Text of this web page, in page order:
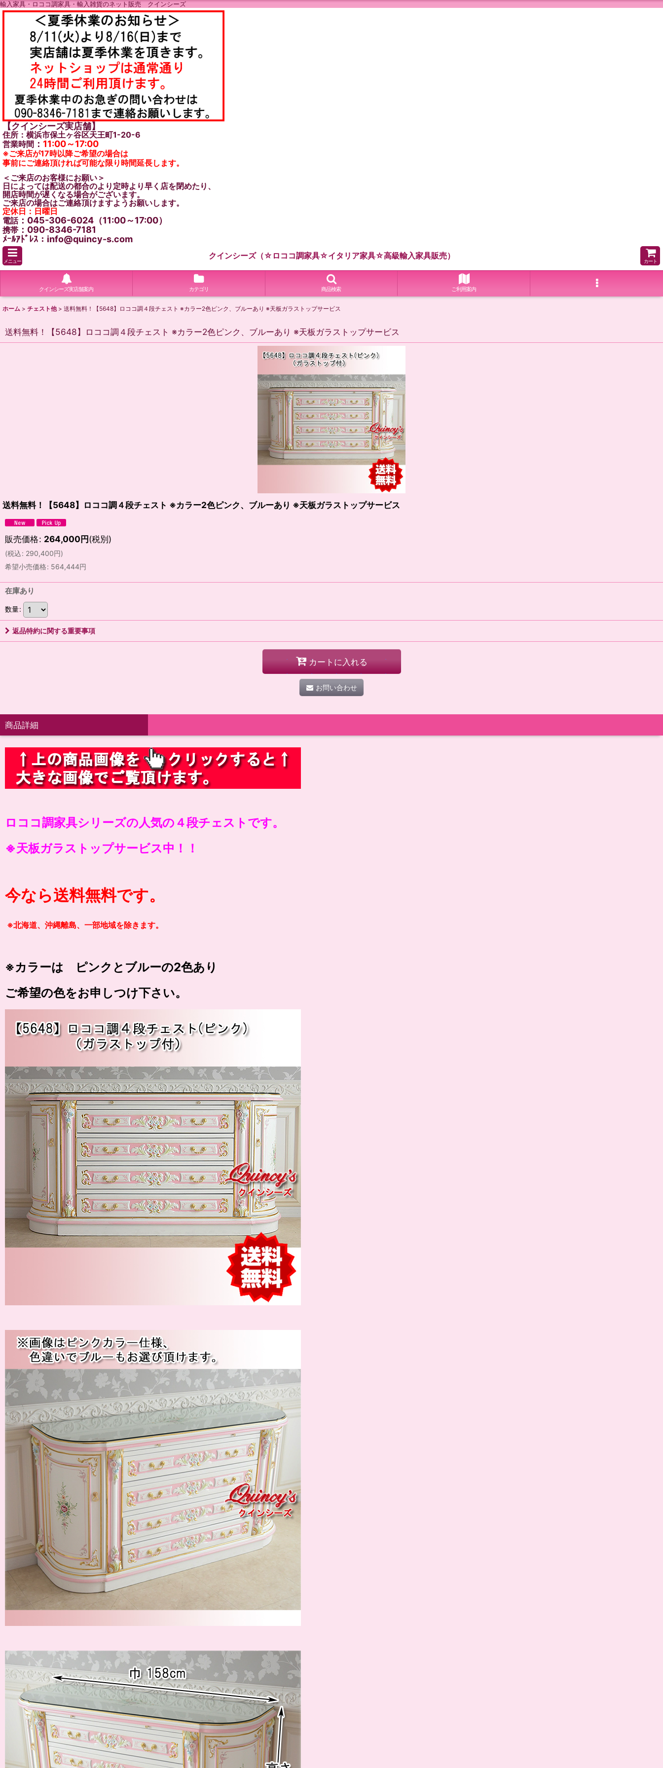
輸入家具・ロココ調家具・輸入雑貨のネット販売 クインシーズ
【クインシーズ実店舗】
住所：横浜市保土ヶ谷区天王町1-20-6
営業時間 ： 11:00～17:00
※ご来店が17時以降ご希望の場合は
事前にご連絡頂ければ可能な限り時間延長します。
＜ご来店のお客様にお願い＞
日によっては配送の都合のより定時より早く店を閉めたり、
開店時間が遅くなる場合がございます。
ご来店の場合はご連絡頂けますようお願いします。
定休日：日曜日
電話：045-306-6024（11:00～17:00）
携帯 ：090-8346-7181
ﾒｰﾙｱﾄﾞﾚｽ：info@quincy-s.com
メニュー
クインシーズ（☆ロココ調家具☆イタリア家具☆高級輸入家具販売）
カート
クインシーズ実店舗案内 カテゴリ 商品検索 ご利用案内
ホーム > チェスト他 > 送料無料！【5648】ロココ調４段チェスト ※カラー2色ピンク、ブルーあり ※天板ガラストップサービス
送料無料！【5648】ロココ調４段チェスト ※カラー2色ピンク、ブルーあり ※天板ガラストップサービス
送料無料！【5648】ロココ調４段チェスト ※カラー2色ピンク、ブルーあり ※天板ガラストップサービス
販売価格: 264,000円(税別)
(税込: 290,400円)
希望小売価格: 564,444円
在庫あり
数量:
返品特約に関する重要事項
カートに入れる
お問い合わせ
商品詳細
ロココ調家具シリーズの人気の４段チェストです。
※天板ガラストップサービス中！！
今なら送料無料です。
※北海道、沖縄離島、一部地域を除きます。
※カラーは ピンクとブルーの2色あり
ご希望の色をお申しつけ下さい。